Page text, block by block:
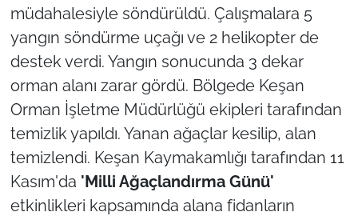
müdahalesiyle söndürüldü. Çalışmalara 5
yangın söndürme uçağı ve 2 helikopter de
destek verdi. Yangın sonucunda 3 dekar
orman alanı zarar gördü. Bölgede Keşan
Orman İşletme Müdürlüğü ekipleri tarafından
temizlik yapıldı. Yanan ağaçlar kesilip, alan
temizlendi. Keşan Kaymakamlığı tarafından 11
Kasım'da 'Milli Ağaçlandırma Günü'
etkinlikleri kapsamında alana fidanların
Genel
Politika
Flaş Haber
Dış Haberler
Magazin